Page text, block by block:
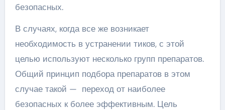
безопасных.
В случаях, когда все же возникает
необходимость в устранении тиков, с этой
целью используют несколько групп препаратов.
Общий принцип подбора препаратов в этом
случае такой — переход от наиболее
безопасных к более эффективным. Цель